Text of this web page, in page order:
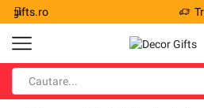
Transport gratuit la